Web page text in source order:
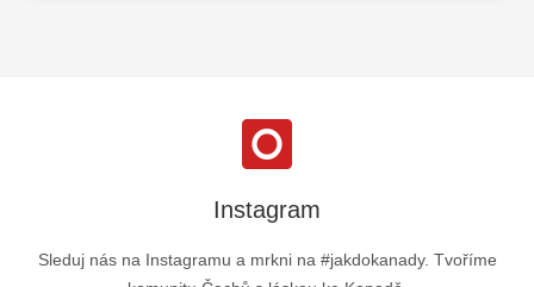
Instagram
Sleduj nás na Instagramu a mrkni na #jakdokanady. Tvoříme